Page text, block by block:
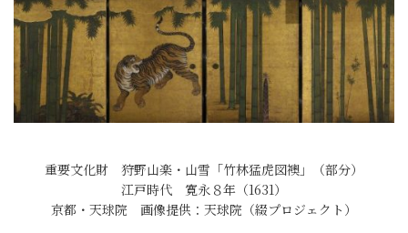
重要文化財 狩野山楽・山雪「竹林猛虎図襖」（部分）
江戸時代 寛永８年（1631）
京都・天球院 画像提供：天球院（綴プロジェクト）